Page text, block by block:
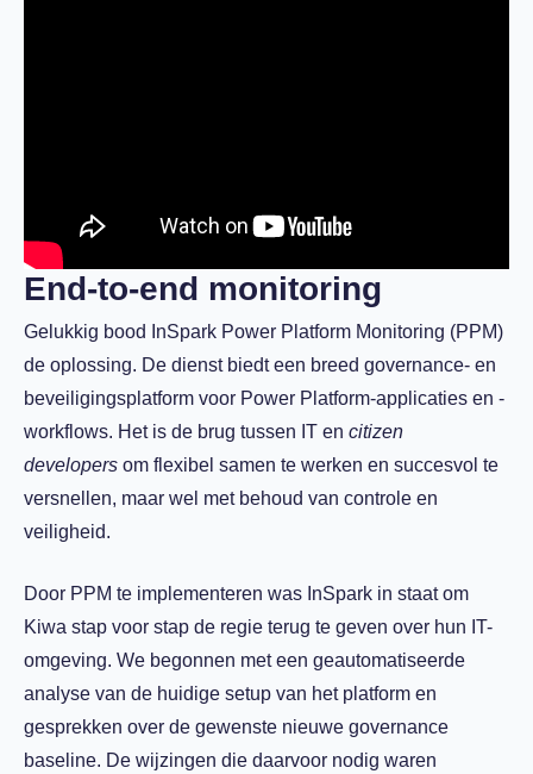
End-to-end monitoring
Gelukkig bood InSpark Power Platform Monitoring (PPM)
de oplossing. De dienst biedt een breed governance- en
beveiligingsplatform voor Power Platform-applicaties en -
workflows. Het is de brug tussen IT en citizen
developers om flexibel samen te werken en succesvol te
versnellen, maar wel met behoud van controle en
veiligheid.
Door PPM te implementeren was InSpark in staat om
Kiwa stap voor stap de regie terug te geven over hun IT-
omgeving. We begonnen met een geautomatiseerde
analyse van de huidige setup van het platform en
gesprekken over de gewenste nieuwe governance
baseline. De wijzingen die daarvoor nodig waren